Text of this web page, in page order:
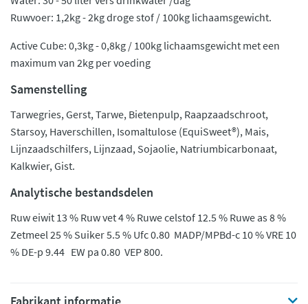
Ruwvoer: 1,2kg - 2kg droge stof / 100kg lichaamsgewicht.
Active Cube: 0,3kg - 0,8kg / 100kg lichaamsgewicht met een
maximum van 2kg per voeding
Samenstelling
Tarwegries, Gerst, Tarwe, Bietenpulp, Raapzaadschroot,
Starsoy, Haverschillen, Isomaltulose (EquiSweet®), Mais,
Lijnzaadschilfers, Lijnzaad, Sojaolie, Natriumbicarbonaat,
Kalkwier, Gist.
Analytische bestandsdelen
Ruw eiwit 13 % Ruw vet 4 % Ruwe celstof 12.5 % Ruwe as 8 %
Zetmeel 25 % Suiker 5.5 % Ufc 0.80 MADP/MPBd-c 10 % VRE 10
% DE-p 9.44 EW pa 0.80 VEP 800.